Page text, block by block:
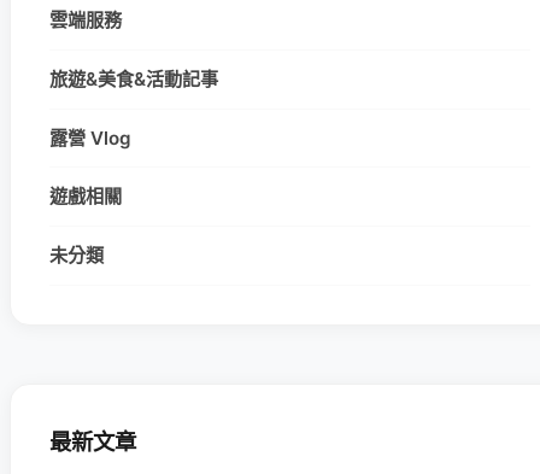
雲端服務
旅遊&美食&活動記事
露營 Vlog
遊戲相關
未分類
最新文章